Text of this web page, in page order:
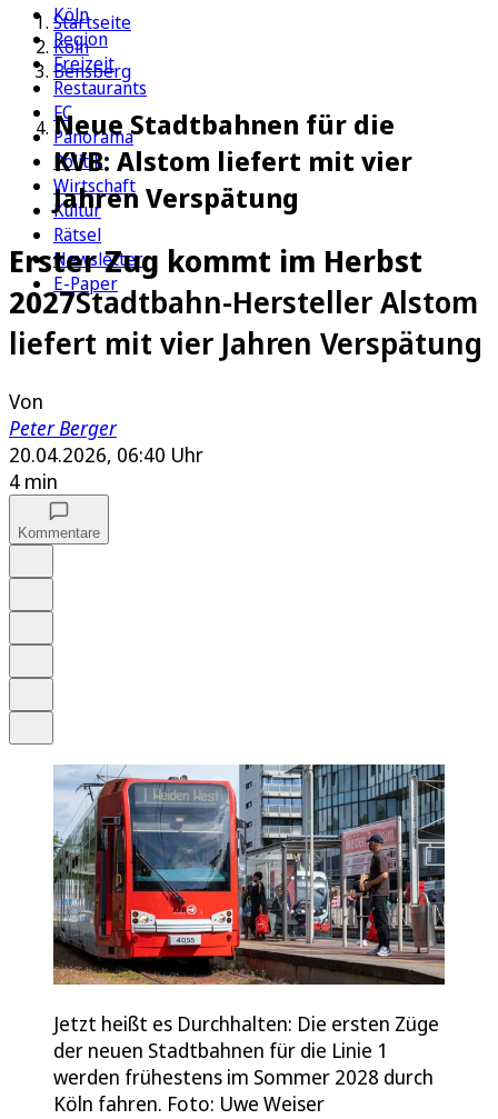
Köln
Region
Freizeit
Restaurants
FC
Panorama
Politik
Wirtschaft
Kultur
Rätsel
Newsletter
E-Paper
Startseite
Köln
Bensberg
Neue Stadtbahnen für die
KVB: Alstom liefert mit vier
Jahren Verspätung
Erster Zug kommt im Herbst
2027Stadtbahn-Hersteller Alstom
liefert mit vier Jahren Verspätung
Von
Peter Berger
20.04.2026, 06:40 Uhr
4 min
Kommentare
Jetzt heißt es Durchhalten: Die ersten Züge
der neuen Stadtbahnen für die Linie 1
werden frühestens im Sommer 2028 durch
Köln fahren. Foto: Uwe Weiser